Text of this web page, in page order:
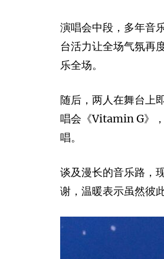
演唱会中段，多年音
台活力让全场气氛再
乐全场。
随后，两人在舞台上
唱会《Vitamin G》
唱。
谈及漫长的音乐路，
谢，温暖表示虽然彼